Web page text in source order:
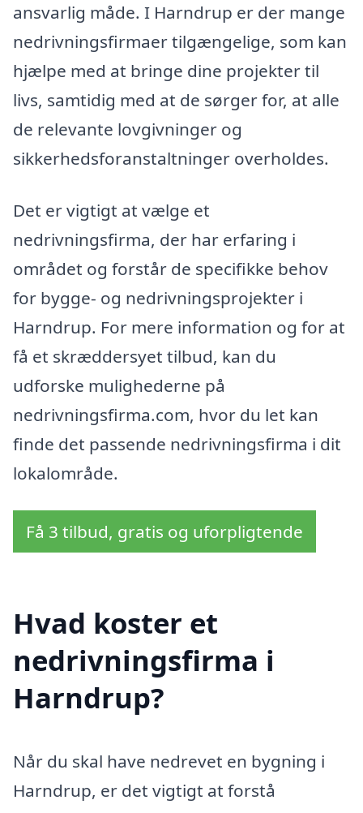
ansvarlig måde. I Harndrup er der mange
nedrivningsfirmaer tilgængelige, som kan
hjælpe med at bringe dine projekter til
livs, samtidig med at de sørger for, at alle
de relevante lovgivninger og
sikkerhedsforanstaltninger overholdes.
Det er vigtigt at vælge et
nedrivningsfirma, der har erfaring i
området og forstår de specifikke behov
for bygge- og nedrivningsprojekter i
Harndrup. For mere information og for at
få et skræddersyet tilbud, kan du
udforske mulighederne på
nedrivningsfirma.com, hvor du let kan
finde det passende nedrivningsfirma i dit
lokalområde.
Få 3 tilbud, gratis og uforpligtende
Hvad koster et
nedrivningsfirma i
Harndrup?
Når du skal have nedrevet en bygning i
Harndrup, er det vigtigt at forstå